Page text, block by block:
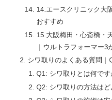
14.エースクリニック大
おすすめ
15.大阪梅田・心斎橋・
｜ウルトラフォーマー3
シワ取りのよくある質問｜
Q1: シワ取りとは何です
Q2: シワ取りの方法は